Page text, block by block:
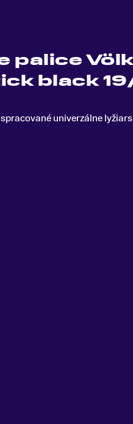
palice
black
univerzálne